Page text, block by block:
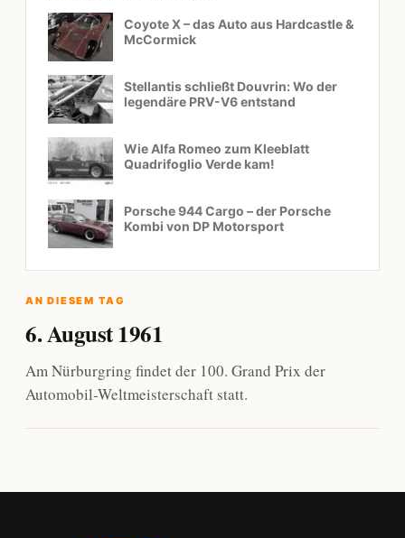
Coyote X – das Auto aus Hardcastle &
McCormick
Stellantis schließt Douvrin: Wo der
legendäre PRV-V6 entstand
Wie Alfa Romeo zum Kleeblatt
Quadrifoglio Verde kam!
Porsche 944 Cargo – der Porsche
Kombi von DP Motorsport
AN DIESEM TAG
6. August 1961
Am Nürburgring findet der 100. Grand Prix der
Automobil-Weltmeisterschaft statt.